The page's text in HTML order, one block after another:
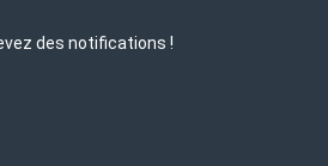
des notifications !